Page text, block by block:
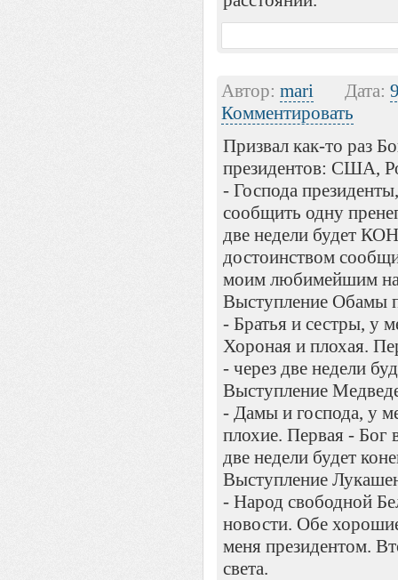
Автор: mari Дата:
Комментировать
Призвал как-то раз
президентов: США,
- Господа
сообщить одну
две недели будет
достоинством
моим любимейшим
Выступление Обамы
- Братья и сестры, у
Хороная и плохая.
- через две недели
Выступление
- Дамы и господа, у
плохие. Первая - Бог
две недели будет
Выступление
- Народ свободной
новости. Обе
меня президентом.
света.